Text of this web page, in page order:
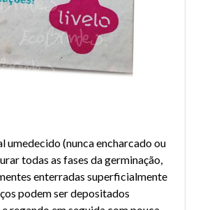
umedecido (nunca encharcado ou
todas as fases da germinação,
enterradas superficialmente
podem ser depositados